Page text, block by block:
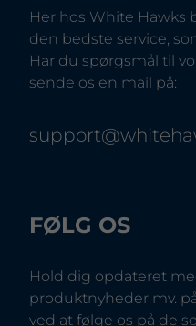
Her hos White Hawks
den bedste service,
Har du spørgsmål til
sende os en mail på:
FØLG OS
Hold dig opdateret
produktnyheder mv.
ved at følge os på de